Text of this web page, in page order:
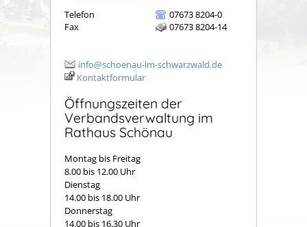
Telefon
07673 8204-0
Fax
07673 8204-14
info@schoenau-im-schwarzwald.de
Kontaktformular
Öffnungszeiten der
Verbandsverwaltung im
Rathaus Schönau
Montag bis Freitag
8.00 bis 12.00 Uhr
Dienstag
14.00 bis 18.00 Uhr
Donnerstag
14.00 bis 16.30 Uhr